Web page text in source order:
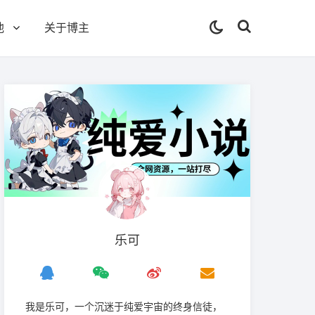
关于博主
乐可
我是‌乐可，一个沉迷于纯爱宇宙的终身信徒，